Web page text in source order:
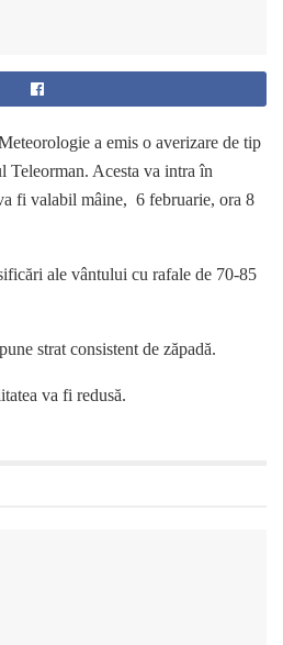
a emis o averizare de tip
Teleorman. Acesta va intra în
fi valabil mâine, 6 februarie, ora 8
ale vântului cu rafale de 70-85
strat consistent de zăpadă.
va fi redusă.